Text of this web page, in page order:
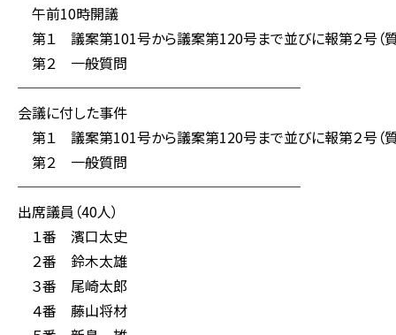
午前10時開議
第１ 議案第101号から議案第120号まで並びに報第２号（
第２ 一般質問
────────────────────
会議に付した事件
第１ 議案第101号から議案第120号まで並びに報第２号（
第２ 一般質問
────────────────────
出席議員（40人）
１番 濱口太史
２番 鈴木太雄
３番 尾崎太郎
４番 藤山将材